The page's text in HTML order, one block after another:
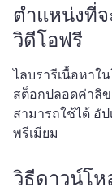
ตำแหน่งที่จ
วิดีโอฟรี
ไลบรารีเนื้อหาใ
สต็อกปลอดค่าลิ
สามารถใช้ได้ อัป
พรีเมียม
วิธีดาวน์โห